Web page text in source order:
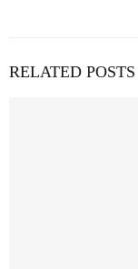
RELATED POSTS